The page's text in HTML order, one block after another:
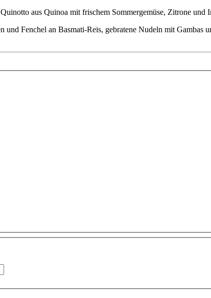
aus Quinoa mit frischem Sommergemüse, Zitrone und
und Fenchel an Basmati-Reis, gebratene Nudeln mit